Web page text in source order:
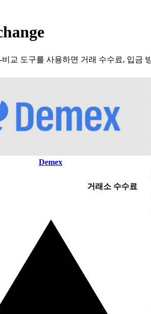
교 도구를 사용하면 거래 수수료, 입금
Demex
거래소 수수료